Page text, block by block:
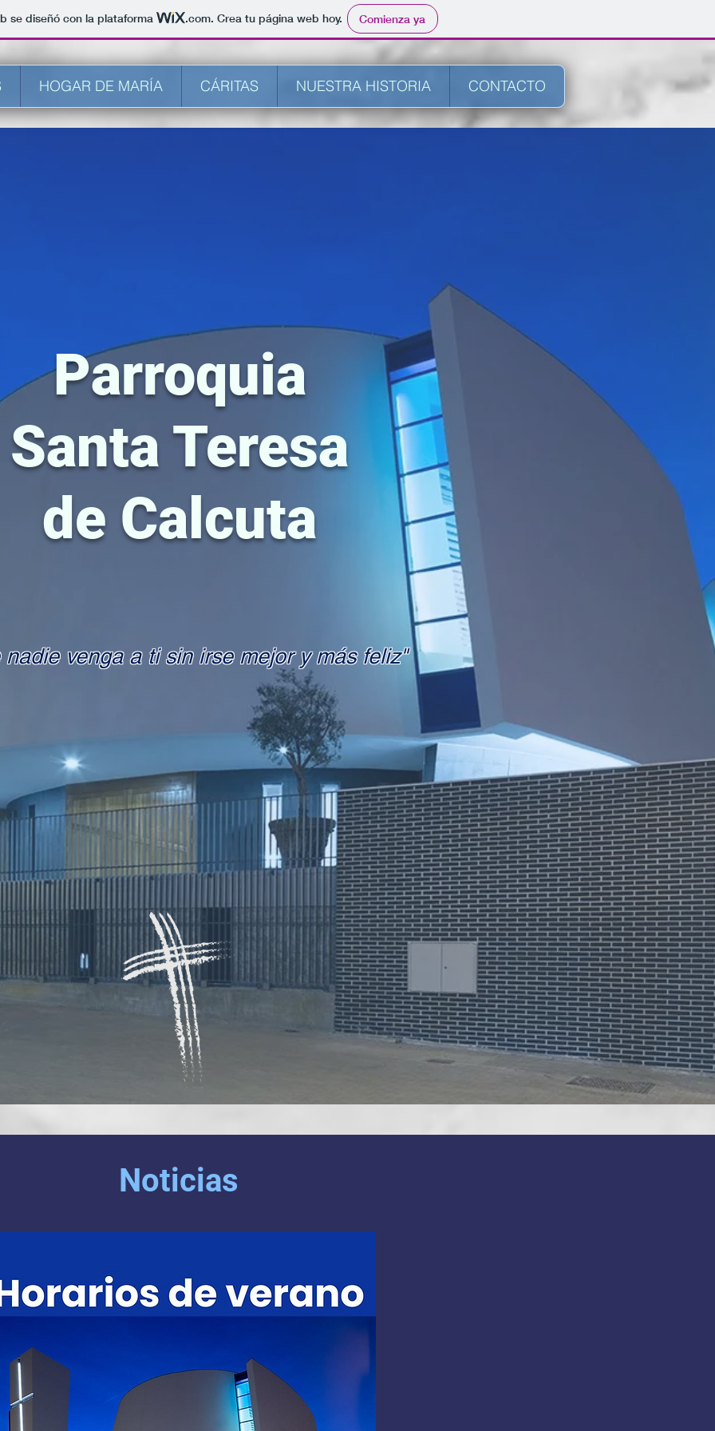
se diseñó con la plataforma .com. Crea tu página web hoy. Comienza ya
HOGAR DE MARÍA CÁRITAS NUESTRA HISTORIA CONTACTO
Parroquia
Santa Teresa
de Calcuta
nadie venga a ti sin irse mejor y más feliz"
Noticias